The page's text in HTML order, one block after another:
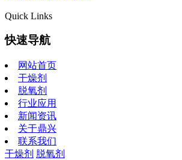
Quick Links
快速导航
网站首页
干燥剂
脱氧剂
行业应用
新闻资讯
关于鼎兴
联系我们
干燥剂 脱氧剂